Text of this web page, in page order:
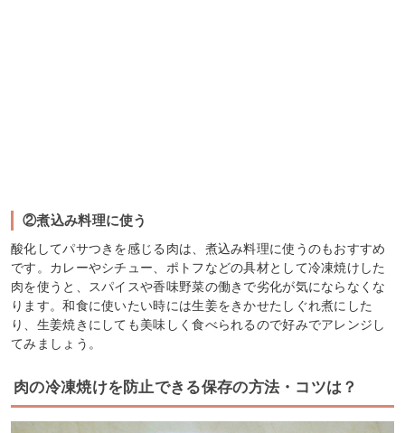
②煮込み料理に使う
酸化してパサつきを感じる肉は、煮込み料理に使うのもおすすめ
です。カレーやシチュー、ポトフなどの具材として冷凍焼けした
肉を使うと、スパイスや香味野菜の働きで劣化が気にならなくな
ります。和食に使いたい時には生姜をきかせたしぐれ煮にした
り、生姜焼きにしても美味しく食べられるので好みでアレンジし
てみましょう。
肉の冷凍焼けを防止できる保存の方法・コツは？